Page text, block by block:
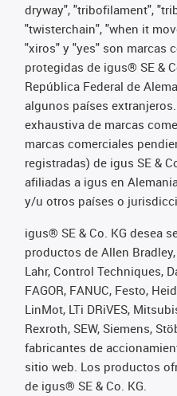
dryway", "tribofilament",
"twisterchain", "when it
"xiros" y "yes" son marcas
protegidas de igus® SE &
República Federal de
algunos países
exhaustiva de marcas
marcas comerciales
registradas) de igus SE &
afiliadas a igus en
y/u otros países o
igus® SE & Co. KG desea
productos de Allen
Lahr, Control Techniques,
FAGOR, FANUC, Festo,
LinMot, LTi DRiVES,
Rexroth, SEW, Siemens,
fabricantes de
sitio web. Los productos
de igus® SE & Co. KG.